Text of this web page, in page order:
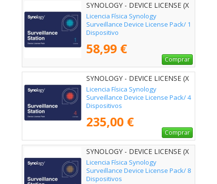
SYNOLOGY - DEVICE LICENSE (X
1)
Licencia Física Synology
Surveillance Device License Pack/ 1
Dispositivo
58,99 €
Comprar
SYNOLOGY - DEVICE LICENSE (X
4)
Licencia Física Synology
Surveillance Device License Pack/ 4
Dispositivos
235,00 €
Comprar
SYNOLOGY - DEVICE LICENSE (X
8)
Licencia Física Synology
Surveillance Device License Pack/ 8
Dispositivos